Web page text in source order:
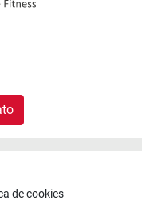
de cookies